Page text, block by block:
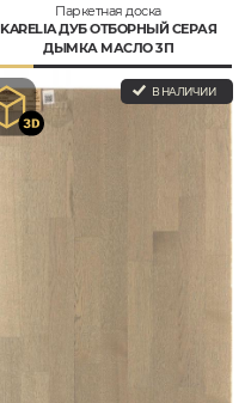
Паркетная доска
KARELIA ДУБ ОТБОРНЫЙ СЕРАЯ
ДЫМКА МАСЛО 3П
В НАЛИЧИИ